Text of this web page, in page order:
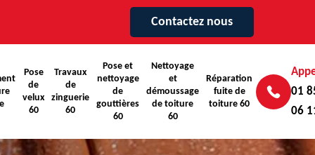
Contactez nous
Pose
de
velux
60
Travaux
de
zinguerie
60
Pose et
nettoyage
de
gouttières
60
Nettoyage
et
démoussage
de toiture
60
Réparation
fuite de
toiture 60
01
06